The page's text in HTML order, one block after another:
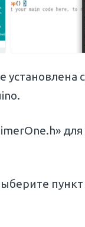
установлена
пункт